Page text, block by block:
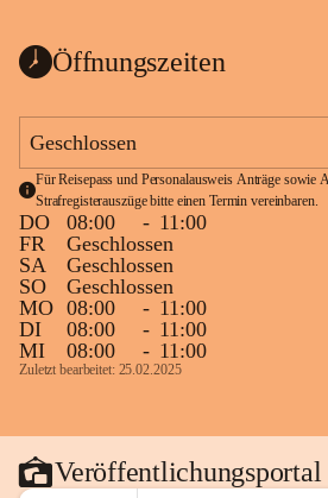
Öffnungszeiten
Geschlossen
Für Reisepass und Personalausweis Anträge sowie
Strafregisterauszüge bitte einen Termin vereinbaren.
DO 08:00 - 11:00
FR
Geschlossen
SA
Geschlossen
SO
Geschlossen
MO 08:00 - 11:00
DI
08:00 - 11:00
MI
08:00 - 11:00
Zuletzt bearbeitet: 25.02.2025
Veröffentlichungsportal